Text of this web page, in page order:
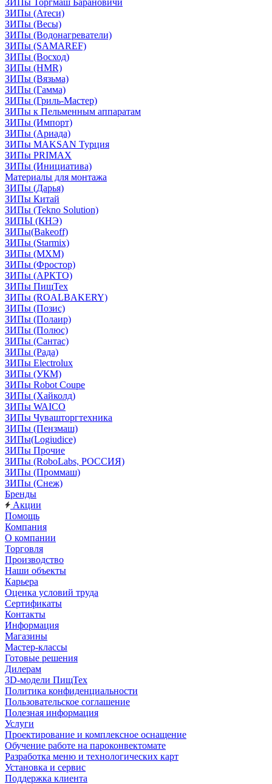
ЗИПы Торгмаш Барановичи
ЗИПы (Атеси)
ЗИПы (Весы)
ЗИПы (Водонагреватели)
ЗИПы (SAMAREF)
ЗИПы (Восход)
ЗИПы (HMR)
ЗИПы (Вязьма)
ЗИПы (Гамма)
ЗИПы (Гриль-Мастер)
ЗИПы к Пельменным аппаратам
ЗИПы (Импорт)
ЗИПы (Ариада)
ЗИПы MAKSAN Турция
ЗИПы PRIMAX
ЗИПы (Инициатива)
Материалы для монтажа
ЗИПы (Дарья)
ЗИПы Китай
ЗИПы (Tekno Solution)
ЗИПЫ (КНЭ)
ЗИПы(Bakeoff)
ЗИПы (Starmix)
ЗИПы (МХМ)
ЗИПы (Фростор)
ЗИПы (АРКТО)
ЗИПы ПищТех
ЗИПы (ROALBAKERY)
ЗИПы (Позис)
ЗИПы (Полаир)
ЗИПы (Полюс)
ЗИПы (Сантас)
ЗИПы (Рада)
ЗИПы Electrolux
ЗИПы (УКМ)
ЗИПы Robot Coupe
ЗИПы (Хайколд)
ЗИПы WAICO
ЗИПы Чувашторгтехника
ЗИПы (Пензмаш)
ЗИПы(Logiudice)
ЗИПы Прочие
ЗИПы (RoboLabs, РОССИЯ)
ЗИПы (Проммаш)
ЗИПы (Снеж)
Бренды
Акции
Помощь
Компания
О компании
Торговля
Производство
Наши объекты
Карьера
Оценка условий труда
Сертификаты
Контакты
Информация
Магазины
Мастер-классы
Готовые решения
Дилерам
3D-модели ПищТех
Политика конфиденциальности
Пользовательское соглашение
Полезная информация
Услуги
Проектирование и комплексное оснащение
Обучение работе на пароконвектомате
Разработка меню и технологических карт
Установка и сервис
Поддержка клиента